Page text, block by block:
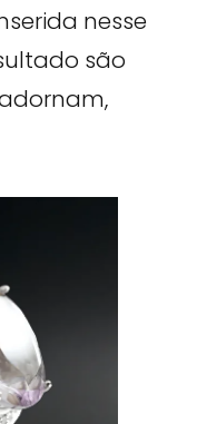
nesse
são